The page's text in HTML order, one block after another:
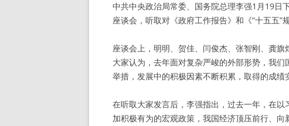
中共中央政治局常委、国务院总理李强1月19日
座谈会，听取对《政府工作报告》和《“十五五”
座谈会上，明明、贺佳、闫俊杰、张智刚、龚旗
大家认为，去年面对复杂严峻的外部形势，我
举措，发展中的积极因素不断积累，取得的成绩
在听取大家发言后，李强指出，过去一年，在
加积极有为的宏观政策，我国经济顶压前行、